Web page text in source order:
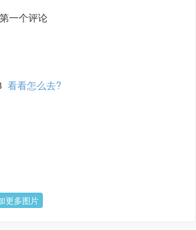
一个评论
看看怎么去?
更多图片